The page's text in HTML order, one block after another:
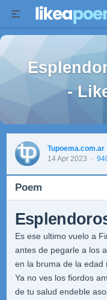
-
Tupoema.com.ar
14 Apr 2023 ·
Poem
Es ese ultimo vuelo a
antes de pegarle a los
en la bruma de la edad
Ya no ves los fiordos
de tu salud endeble